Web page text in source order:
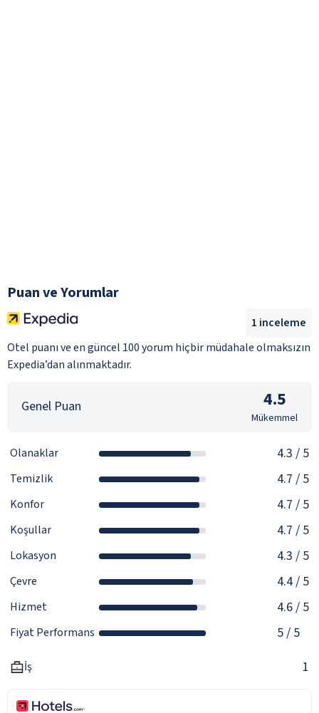
Puan ve Yorumlar
Otel puanı ve en güncel 100 yorum hiçbir müdahale olmaksızın
Expedia’dan alınmaktadır.
1 inceleme
Genel Puan 4.5
Mükemmel
Olanaklar 4.3 / 5
Temizlik 4.7 / 5
Konfor 4.7 / 5
Koşullar 4.7 / 5
Lokasyon 4.3 / 5
Çevre 4.4/ 5
Hizmet 4.6/ 5
Fiyat Performans 5/ 5
İş 1